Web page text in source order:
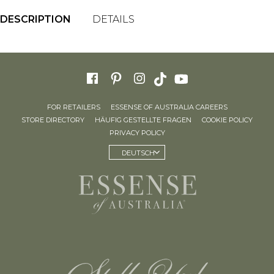
DESCRIPTION DETAILS
FOR RETAILERS
ESSENSE OF AUSTRALIA CAREERS
STORE DIRECTORY
HÄUFIG GESTELLTE FRAGEN
COOKIE POLICY
PRIVACY POLICY
DEUTSCH